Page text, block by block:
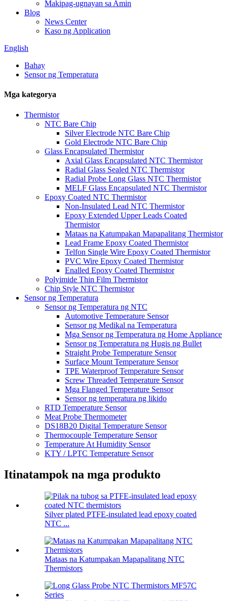
Makipag-ugnayan sa Amin
Blog
News Center
Kaso ng Application
English
Bahay
Sensor ng Temperatura
Mga kategorya
Thermistor
NTC Bare Chip
Silver Electrode NTC Bare Chip
Gold Electrode NTC Bare Chip
Glass Encapsulated Thermistor
Axial Glass Encapsulated NTC Thermistor
Radial Glass Sealed NTC Thermistor
Radial Probe Long Glass NTC Thermistor
MELF Glass Encapsulated NTC Thermistor
Epoxy Coated NTC Thermistor
Non-Insulated Lead NTC Thermistor
Epoxy Extended Upper Leads Coated
Thermistor
Mataas na Katumpakan Mapapalitang Thermistor
Lead Frame Epoxy Coated Thermistor
Telfon Single Wire Epoxy Coated Thermistor
PVC Wire Epoxy Coated Thermistor
Enalled Epoxy Coated Thermistor
Polyimide Thin Film Thermistor
Chip Style NTC Thermistor
Sensor ng Temperatura
Sensor ng Temperatura ng NTC
Automotive Temperature Sensor
Sensor ng Medikal na Temperatura
Mga Sensor ng Temperatura ng Home Appliance
Sensor ng Temperatura ng Hugis ng Bullet
Straight Probe Temperature Sensor
Surface Mount Temperature Sensor
TPE Waterproof Temperature Sensor
Screw Threaded Temperature Sensor
Mga Flanged Temperature Sensor
Sensor ng temperatura ng likido
RTD Temperature Sensor
Meat Probe Thermometer
DS18B20 Digital Temperature Sensor
Thermocouple Temperature Sensor
Temperature At Humidity Sensor
KTY / LPTC Temperature Sensor
Itinatampok na mga produkto
Silver plated PTFE-insulated lead epoxy coated
NTC ...
Mataas na Katumpakan Mapapalitang NTC
Thermistors